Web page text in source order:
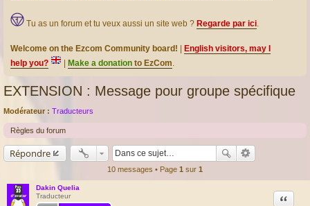
Tu as un forum et tu veux aussi un site web ? Regarde par ici.
Welcome on the Ezcom Community board!
English visitors, may I
help you?
Make a donation to EzCom.
EXTENSION : Message pour groupe spécifique
Modérateur : Traducteurs
Règles du forum
Répondre
10 messages • Page 1 sur 1
Dakin Quelia
Traducteur
Citation